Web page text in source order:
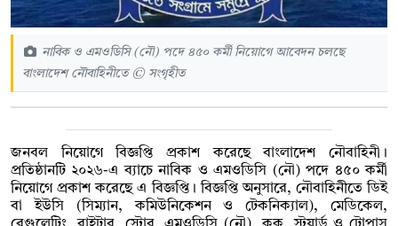
নাবিক ও এমওডিসি (নৌ) পদে ৪৫০ কর্মী নিয়োগে আবেদন চলছে
বাংলাদেশ নৌবাহিনীতে © সংগৃহীত
জনবল নিয়োগে বিজ্ঞপ্তি প্রকাশ করেছে বাংলাদেশ নৌবাহিনী।
প্রতিষ্ঠানটি ২০২৬-এ ব্যাচে নাবিক ও এমওডিসি (নৌ) পদে ৪৫০ কর্মী
নিয়োগে প্রকাশ করেছে এ বিজ্ঞপ্তি। বিজ্ঞপ্তি অনুসারে, নৌবাহিনীতে ডিই
বা ইউসি (সিম্যান, কমিউনিকেশন ও টেকনিক্যাল), মেডিকেল,